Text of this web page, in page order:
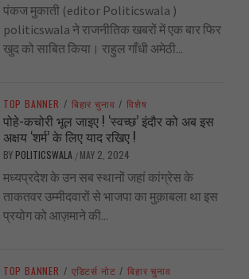
पंकज मुकाती (editor Politicswala )
politicswala ने राजनीतिक खबरों में एक बार फिर
खुद को साबित किया। राहुल गाँधी अमेठी...
TOP BANNER / बिहार चुनाव / विशेष
पोहे-कचोरी भूल जाइए ! ‘स्वच्छ’ इंदौर को अब इस
अक्षय ‘शर्म’ के लिए याद रखिए !
BY POLITICSWALA / MAY 2, 2024
मध्यप्रदेश के उन सब स्थानों जहां कांग्रेस के
ताकतवर उम्मीदवारों से भाजपा का मुक़ाबला था इस
प्रयोग को आज़माने की...
TOP BANNER / एडिटर्स नोट / बिहार चुनाव